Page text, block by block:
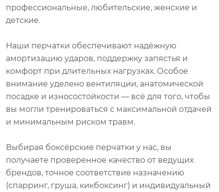
профессиональные, любительские, женские и
детские.
Наши перчатки обеспечивают надёжную
амортизацию ударов, поддержку запястья и
комфорт при длительных нагрузках. Особое
внимание уделено вентиляции, анатомической
посадке и износостойкости — всё для того, чтобы
вы могли тренироваться с максимальной отдачей
и минимальным риском травм.
Выбирая боксёрские перчатки у нас, вы
получаете проверенное качество от ведущих
брендов, точное соответствие назначению
(спарринг, груша, кикбоксинг) и индивидуальный